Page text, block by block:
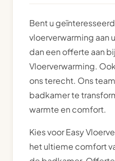
Bent u
vloerverwarming aan
dan een offerte aan
Vloerverwarming.
ons terecht. Ons
badkamer te
warmte en comfort.
Kies voor Easy
het ultieme comfort